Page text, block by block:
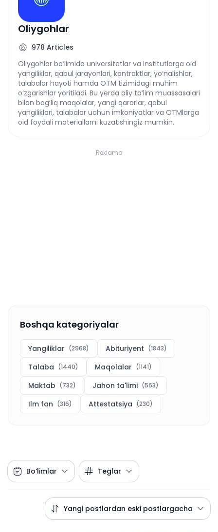
Oliygohlar
978 Articles
Oliygohlar bo‘limida universitetlar va institutlarga oid
yangiliklar, qabul jarayonlari, kontraktlar, yo‘nalishlar,
talabalar hayoti hamda OTM tizimidagi muhim
o‘zgarishlar yoritiladi. Bu yerda oliy ta’lim muassasalari
bilan bog‘liq maqolalar, yangi qarorlar, qabul
yangiliklari, talabalar uchun imkoniyatlar va OTMlarga
oid foydali materiallarni kuzatishingiz mumkin.
Reklama
Boshqa kategoriyalar
Yangiliklar (2968) Abituriyent (1843)
Talaba (1440) Maqolalar (1141)
Maktab (732) Jahon ta'limi (563)
Ilm fan (316) Attestatsiya (230)
Bo‘limlar Teglar
Yangi postlardan eski postlargacha